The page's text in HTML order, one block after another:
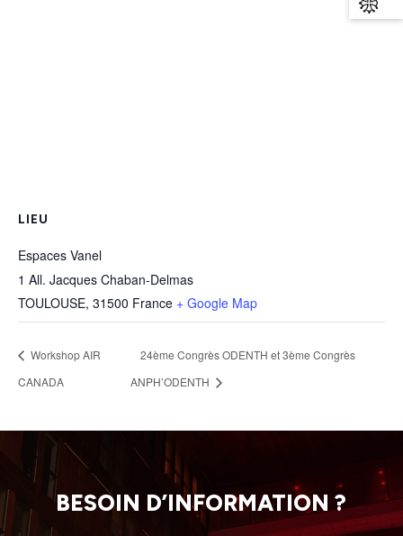
LIEU
Espaces Vanel
1 All. Jacques Chaban-Delmas
TOULOUSE, 31500 France + Google Map
Workshop AIR
CANADA
24ème Congrès ODENTH et 3ème Congrès
ANPH’ODENTH
BESOIN D’INFORMATION ?